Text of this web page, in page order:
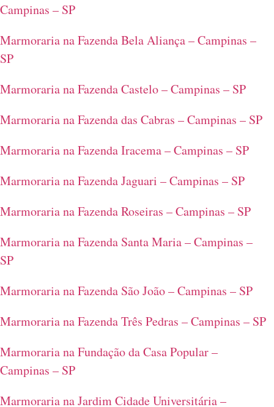
Campinas – SP
Marmoraria na Fazenda Bela Aliança – Campinas –
SP
Marmoraria na Fazenda Castelo – Campinas – SP
Marmoraria na Fazenda das Cabras – Campinas – SP
Marmoraria na Fazenda Iracema – Campinas – SP
Marmoraria na Fazenda Jaguari – Campinas – SP
Marmoraria na Fazenda Roseiras – Campinas – SP
Marmoraria na Fazenda Santa Maria – Campinas –
SP
Marmoraria na Fazenda São João – Campinas – SP
Marmoraria na Fazenda Três Pedras – Campinas – SP
Marmoraria na Fundação da Casa Popular –
Campinas – SP
Marmoraria na Jardim Cidade Universitária –